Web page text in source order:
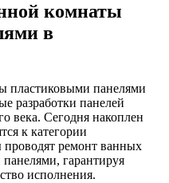
комнаты
в
пластиковыми панелями
разработки панелей
века. Сегодня накоплен
к категории
ремонт ванных
гарантируя
исполнения.